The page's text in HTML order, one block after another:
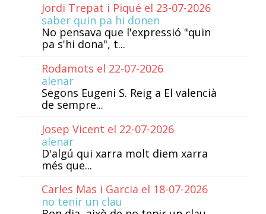
Jordi Trepat i Piqué el 23-07-2026
saber quin pa hi donen
No pensava que l'expressió "quin
pa s'hi dona", t...
Rodamots el 22-07-2026
alenar
Segons Eugeni S. Reig a El valencià
de sempre...
Josep Vicent el 22-07-2026
alenar
D'algú qui xarra molt diem xarra
més que...
Carles Mas i Garcia el 18-07-2026
no tenir un clau